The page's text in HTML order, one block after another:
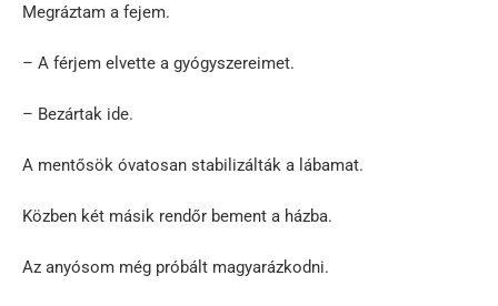
Megráztam a fejem.
– A férjem elvette a gyógyszereimet.
– Bezártak ide.
A mentősök óvatosan stabilizálták a lábamat.
Közben két másik rendőr bement a házba.
Az anyósom még próbált magyarázkodni.